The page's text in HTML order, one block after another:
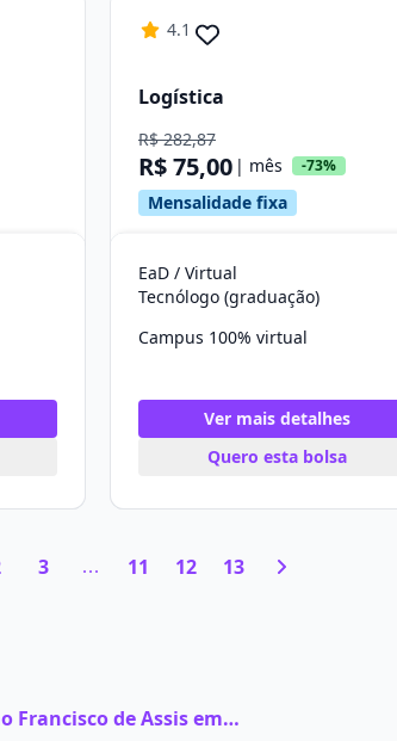
4.1
Logística
R$ 282,87
R$ 75,00 | mês -73%
Mensalidade fixa
EaD / Virtual
Tecnólogo (graduação)
Campus 100% virtual
Ver mais detalhes
Quero esta bolsa
3 11 12 13
Francisco de Assis em